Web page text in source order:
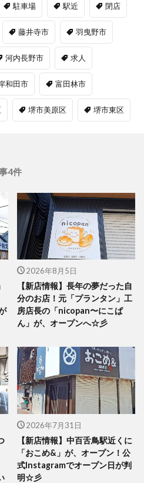
駐車場 駅近 閉店
藤井寺市 羽曳野市
河内長野市 求人
和田市 富田林市
堺市美原区 堺市東区
4件
2026年8月5日
【新店情報】長年の夢だった自
分のお店！元「プランタン」工
房店長の「nicopan〜にこぱ
ん」が、オープンへ☆彡
2026年7月31日
【新店情報】中百舌鳥駅近くに
「おこめ&」が、オープン！公
式Instagramでオープン日が判
明☆彡